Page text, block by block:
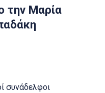
την Μαρία
συνάδελφοι